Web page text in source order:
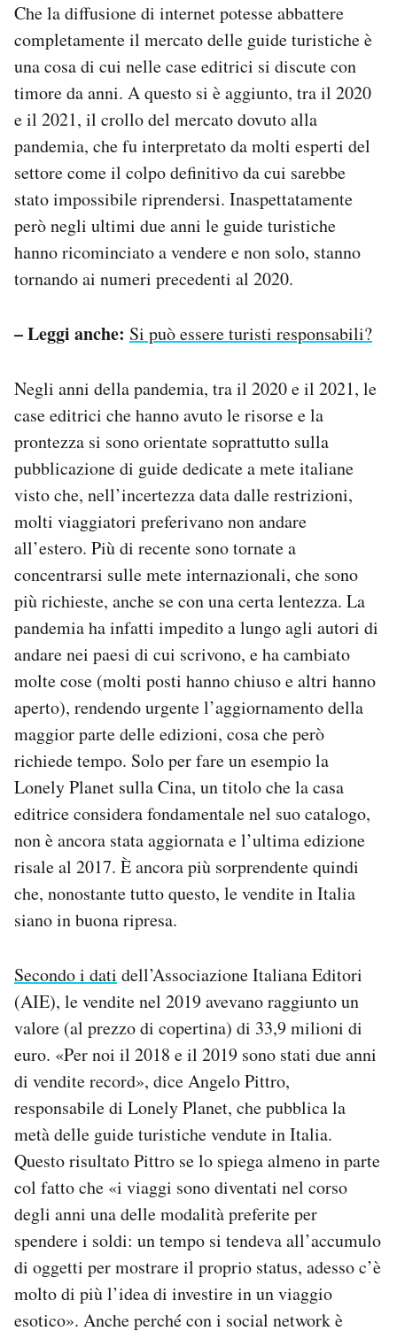
Che la diffusione di internet potesse abbattere
completamente il mercato delle guide turistiche è
una cosa di cui nelle case editrici si discute con
timore da anni. A questo si è aggiunto, tra il 2020
e il 2021, il crollo del mercato dovuto alla
pandemia, che fu interpretato da molti esperti del
settore come il colpo definitivo da cui sarebbe
stato impossibile riprendersi. Inaspettatamente
però negli ultimi due anni le guide turistiche
hanno ricominciato a vendere e non solo, stanno
tornando ai numeri precedenti al 2020.
– Leggi anche: Si può essere turisti responsabili?
Negli anni della pandemia, tra il 2020 e il 2021, le
case editrici che hanno avuto le risorse e la
prontezza si sono orientate soprattutto sulla
pubblicazione di guide dedicate a mete italiane
visto che, nell’incertezza data dalle restrizioni,
molti viaggiatori preferivano non andare
all’estero. Più di recente sono tornate a
concentrarsi sulle mete internazionali, che sono
più richieste, anche se con una certa lentezza. La
pandemia ha infatti impedito a lungo agli autori di
andare nei paesi di cui scrivono, e ha cambiato
molte cose (molti posti hanno chiuso e altri hanno
aperto), rendendo urgente l’aggiornamento della
maggior parte delle edizioni, cosa che però
richiede tempo. Solo per fare un esempio la
Lonely Planet sulla Cina, un titolo che la casa
editrice considera fondamentale nel suo catalogo,
non è ancora stata aggiornata e l’ultima edizione
risale al 2017. È ancora più sorprendente quindi
che, nonostante tutto questo, le vendite in Italia
siano in buona ripresa.
Secondo i dati dell’Associazione Italiana Editori
(AIE), le vendite nel 2019 avevano raggiunto un
valore (al prezzo di copertina) di 33,9 milioni di
euro. «Per noi il 2018 e il 2019 sono stati due anni
di vendite record», dice Angelo Pittro,
responsabile di Lonely Planet, che pubblica la
metà delle guide turistiche vendute in Italia.
Questo risultato Pittro se lo spiega almeno in parte
col fatto che «i viaggi sono diventati nel corso
degli anni una delle modalità preferite per
spendere i soldi: un tempo si tendeva all’accumulo
di oggetti per mostrare il proprio status, adesso c’è
molto di più l’idea di investire in un viaggio
esotico». Anche perché con i social network è